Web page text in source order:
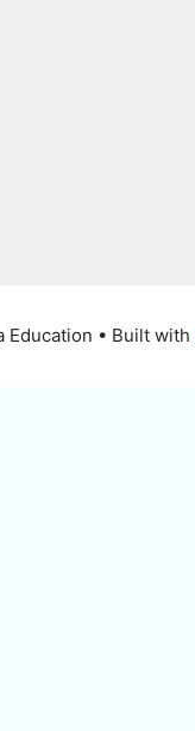
Education • Built with